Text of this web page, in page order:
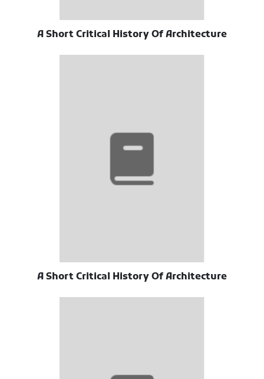
A Short Critical History Of Architecture
A Short Critical History Of Architecture